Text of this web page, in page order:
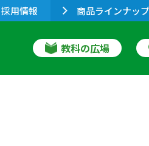
用情報 商品ラインナッ
教科の広場